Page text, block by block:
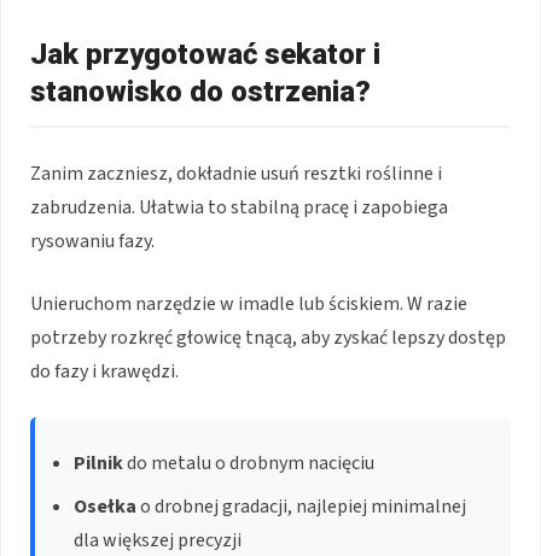
Jak przygotować sekator i
stanowisko do ostrzenia?
Zanim zaczniesz, dokładnie usuń resztki roślinne i
zabrudzenia. Ułatwia to stabilną pracę i zapobiega
rysowaniu fazy.
Unieruchom narzędzie w imadle lub ściskiem. W razie
potrzeby rozkręć głowicę tnącą, aby zyskać lepszy dostęp
do fazy i krawędzi.
Pilnikdo metalu o drobnym nacięciu
Osełkao drobnej gradacji, najlepiej minimalnej
dla większej precyzji